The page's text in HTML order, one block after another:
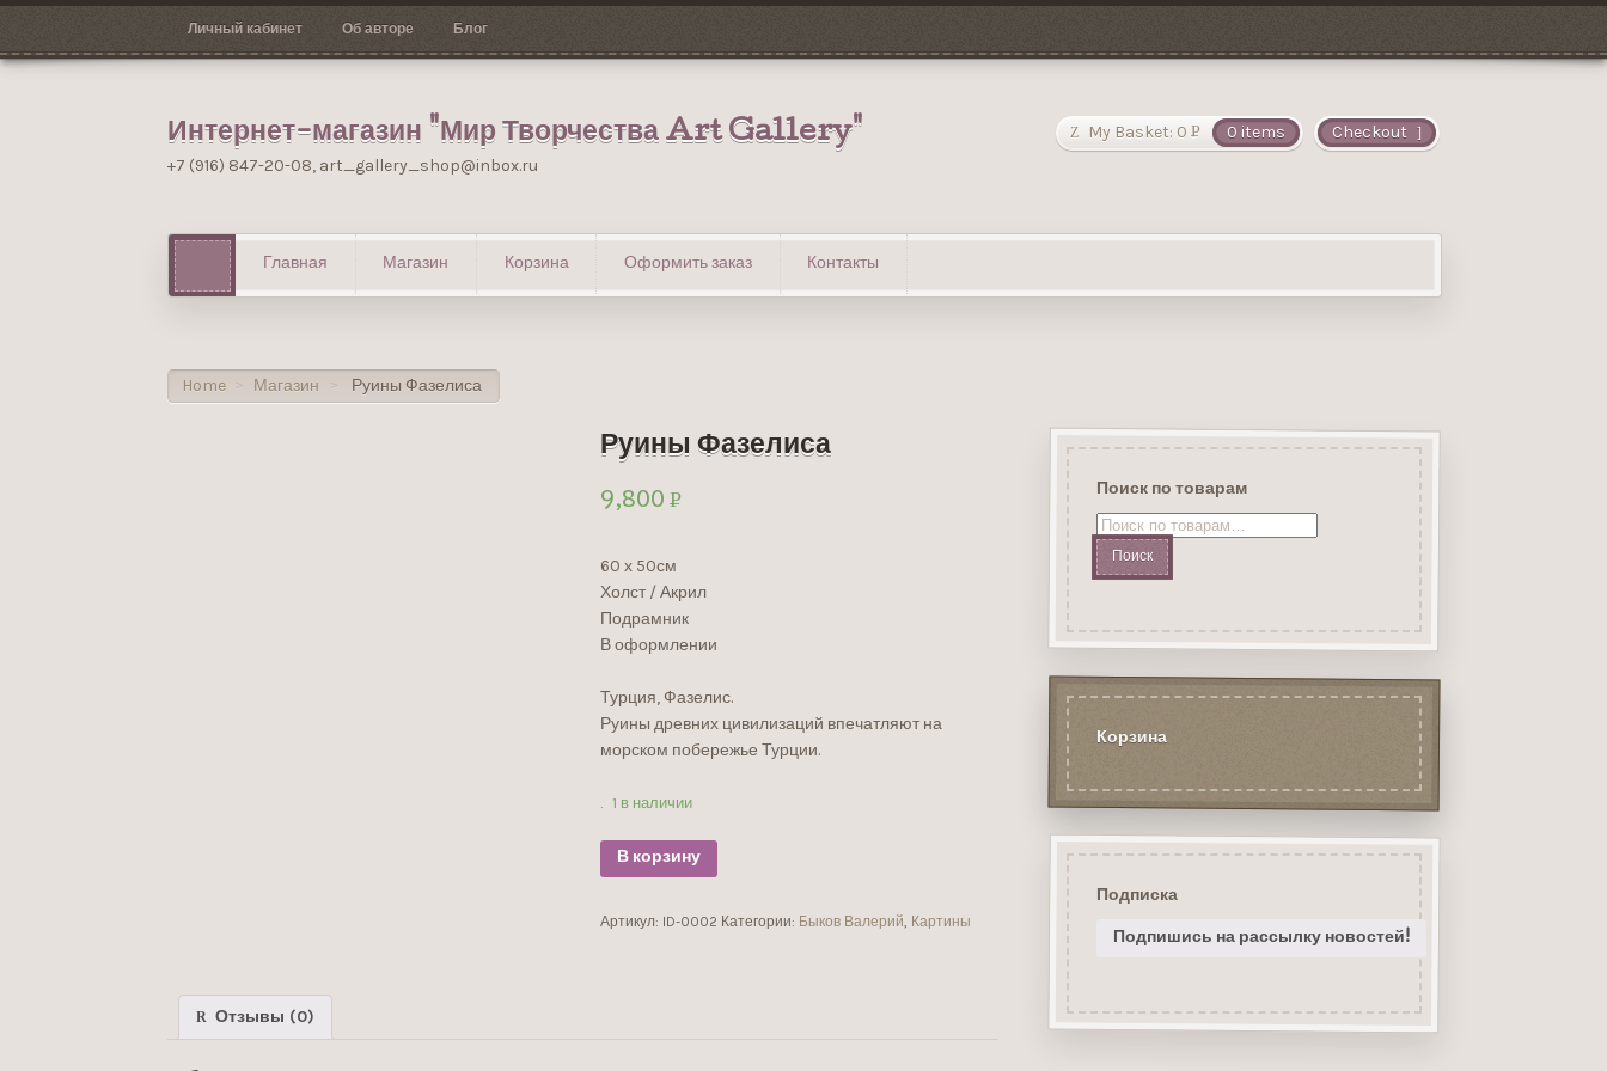
Личный кабинет Об авторе Блог
Интернет-магазин "Мир Творчества Art Gallery"
+7 (916) 847-20-08, art_gallery_shop@inbox.ru
Checkout
My Basket: 0 Р
0 items
Главная Магазин Корзина Оформить заказ Контакты
Home > Магазин > Руины Фазелиса
Руины Фазелиса
9,800 Р
60 х 50см
Холст / Акрил
Подрамник
В оформлении
Турция, Фазелис.
Руины древних цивилизаций впечатляют на
морском побережье Турции.
1 в наличии
В корзину
Артикул: ID-0002 Категории: Быков Валерий, Картины
Отзывы (0)
Поиск по товарам
Искать:
Корзина
Подписка
Подпишись на рассылку новостей!